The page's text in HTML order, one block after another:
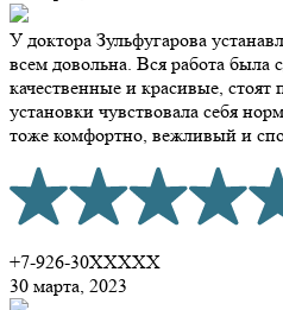
У доктора Зульфугарова
всем довольна. Вся работа была
качественные и красивые, стоят
установки чувствовала себя
тоже комфортно, вежливый и
+7-926-30XXXXX
30 марта, 2023